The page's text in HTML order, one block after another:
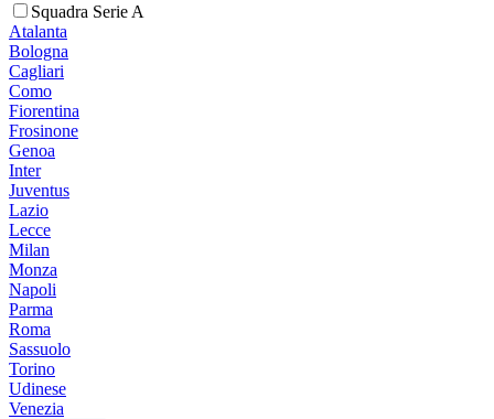
Squadra Serie A
Atalanta
Bologna
Cagliari
Como
Fiorentina
Frosinone
Genoa
Inter
Juventus
Lazio
Lecce
Milan
Monza
Napoli
Parma
Roma
Sassuolo
Torino
Udinese
Venezia